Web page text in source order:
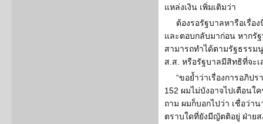
แหล่งเงิน เพิ่มเติมว่า
ต้องรอรัฐบาลหารือเรื่
และตอบกลับมาก่อน หากรั
สามารถทำได้ตามรัฐธรร
ส.ส. หรือรัฐบาลมีสิทธิที่จะ
“ขอย้ำว่าเรื่องการอภิป
152 ผมไม่บังอาจไปเตือนใ
ถาม ผมก็บอกไปว่า เชื่อว่า
ตราบใดที่ยังมีญัตติอยู่ ฝ่าย